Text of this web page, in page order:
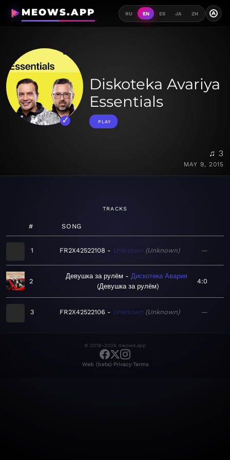
MEOWS.APP RU EN ES JA ZH A
Diskoteka Avariya
Essentials
PLAY
♫ 3
MAY 9, 2015
TRACKS
# SONG
1 FR2X42522108 Unknown Unknown —
2
Девушка за рулём
Дискотека Авария
Девушка за рулём
4:0
3 FR2X42522106 Unknown Unknown —
© 2019–2026 meows.app
Web (beta)·Privacy·Terms